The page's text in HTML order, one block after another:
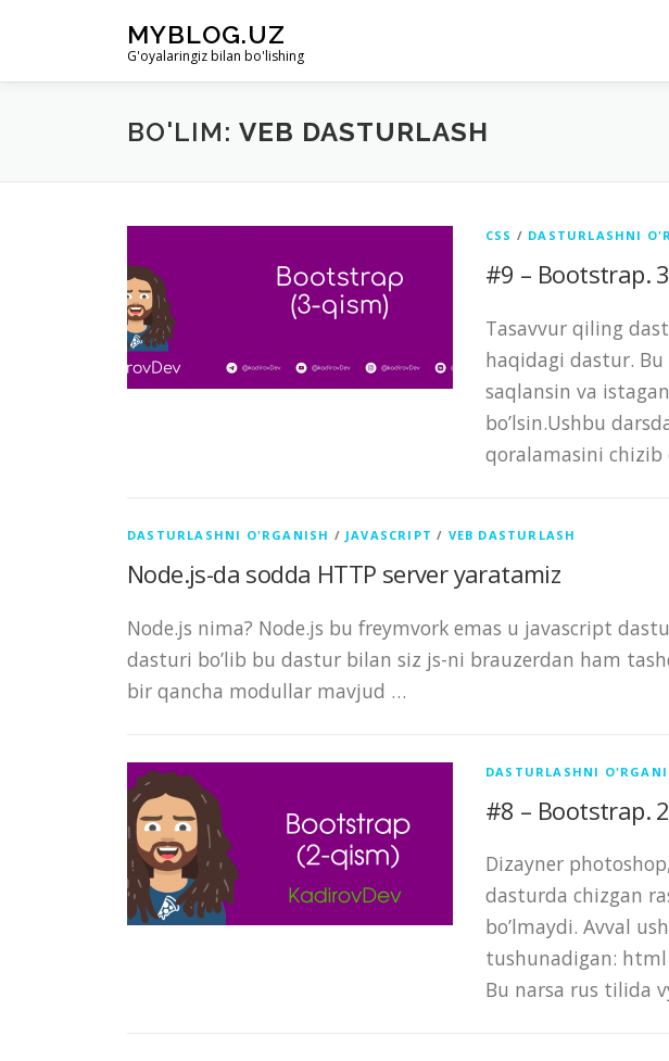
MYBLOG.UZ
G'oyalaringiz bilan bo'lishing
BO'LIM: VEB DASTURLASH
CSS / DASTURLASHNI
#9 – Bootstrap.
Tasavvur qiling
haqidagi dastur.
saqlansin va
bo’lsin.Ushbu
qoralamasini chizib
DASTURLASHNI O'RGANISH / JAVASCRIPT / VEB DASTURLASH
Node.js-da sodda HTTP server yaratamiz
Node.js nima? Node.js bu freymvork emas u javascript
dasturi bo’lib bu dastur bilan siz js-ni brauzerdan ham
bir qancha modullar mavjud …
DASTURLASHNI
#8 – Bootstrap.
Dizayner
dasturda chizgan
bo’lmaydi. Avval
tushunadigan: html
Bu narsa rus tilida